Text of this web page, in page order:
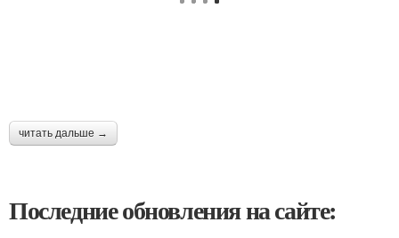
читать дальше →
Последние обновления на сайте: